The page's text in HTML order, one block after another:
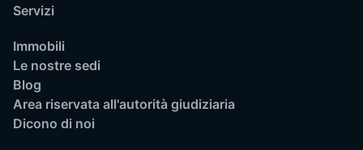
Servizi
Immobili
Le nostre sedi
Blog
Area riservata all'autorità giudiziaria
Dicono di noi